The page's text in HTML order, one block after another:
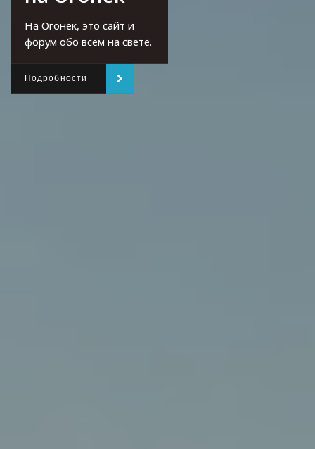
На Огонек, это сайт и
форум обо всем на свете.
Подробности